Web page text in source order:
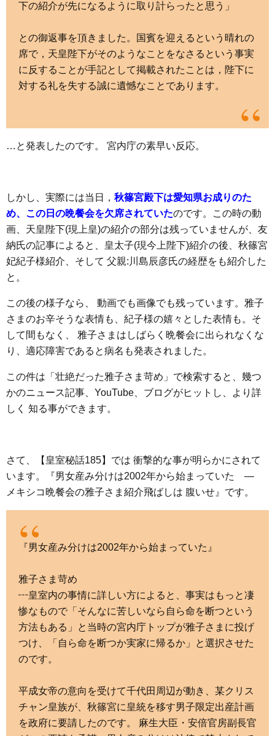
下の紹介が先になるように取り計らったと思う」
との御返事を頂きました。国賓を迎えるという晴れの
席で，天皇陛下がそのようなことをなさるという事実
に反することが手記として掲載されたことは，陛下に
対する礼を失する誠に遺憾なことであります。
…と発表したのです。 宮内庁の素早い反応。
しかし、実際には当日， 秋篠宮殿下は愛知県お成りのた
め、この日の晩餐会を欠席されていたのです。この時の動
画、天皇陛下(現上皇)の紹介の部分は残っていませんが、友
納氏の記事によると、皇太子(現今上陛下)紹介の後、秋篠宮
妃紀子様紹介、そして 父親:川島辰彦氏の経歴をも紹介した
と。
この後の様子なら、 動画でも画像でも残っています。雅子
さまのお辛そうな表情も、紀子様の嬉々とした表情も。そ
して間もなく、 雅子さまはしばらく晩餐会に出られなくな
り、適応障害であると病名も発表されました。
この件は「壮絶だった雅子さま苛め」で検索すると、幾つ
かのニュース記事、YouTube、ブログがヒットし、より詳
しく 知る事ができます。
さて、【皇室秘話185】では 衝撃的な事が明らかにされて
います。『男女産み分けは2002年から始まっていた ―
メキシコ晩餐会の雅子さま紹介飛ばしは 腹いせ』です。
『男女産み分けは2002年から始まっていた』
雅子さま苛め
┅皇室内の事情に詳しい方によると、事実はもっと凄
惨なもので「そんなに苦しいなら自ら命を断つという
方法もある」と当時の宮内庁トップが雅子さまに投げ
つけ、「自ら命を断つか実家に帰るか」と選択させた
のです。
平成女帝の意向を受けて千代田周辺が動き、某クリス
チャン皇族が、秋篠宮に皇統を移す男子限定出産計画
を政府に要請したのです。 麻生大臣・安倍官房副長官